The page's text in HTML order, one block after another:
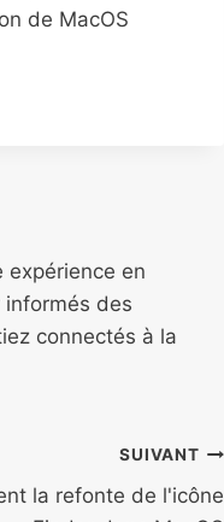
de MacOS
expérience en
des
connectés à la
SUIVANT
la refonte de l'icône